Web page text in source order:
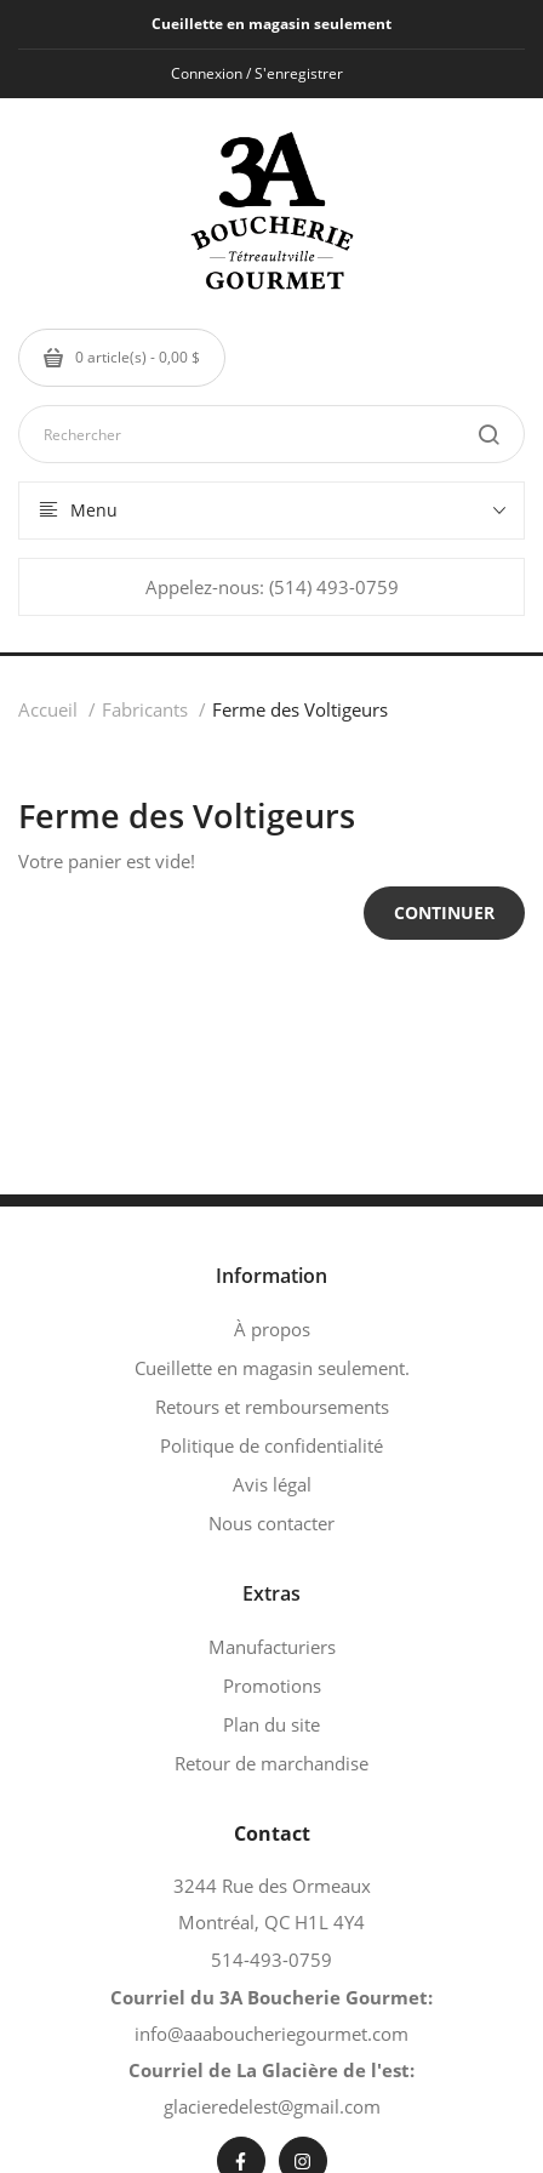
Cueillette en magasin seulement
Connexion / S'enregistrer
0 article(s) - 0,00 $
Menu
Appelez-nous: (514) 493-0759
Accueil Fabricants Ferme des Voltigeurs
Ferme des Voltigeurs
Votre panier est vide!
CONTINUER
Information
À propos
Cueillette en magasin seulement.
Retours et remboursements
Politique de confidentialité
Avis légal
Nous contacter
Extras
Manufacturiers
Promotions
Plan du site
Retour de marchandise
Contact
3244 Rue des Ormeaux
Montréal, QC H1L 4Y4
514-493-0759
Courriel du 3A Boucherie Gourmet:
info@aaaboucheriegourmet.com
Courriel de La Glacière de l'est:
glacieredelest@gmail.com